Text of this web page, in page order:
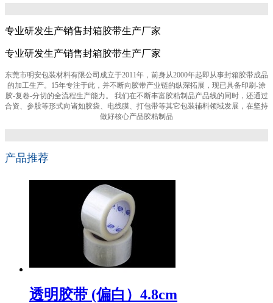
专业研发生产销售封箱胶带生产厂家
专业研发生产销售封箱胶带生产厂家
东莞市明安包装材料有限公司成立于2011年，前身从2000年起即从事封箱胶带成品
的加工生产。15年专注于此，并不断向胶带产业链的纵深拓展，现已具备印刷-涂
胶-复卷-分切的全流程生产能力。 我们在不断丰富胶粘制品产品线的同时，还通过
合资、参股等形式向诸如胶袋、电线膜、打包带等其它包装辅料领域发展，在坚持
做好核心产品胶粘制品
产品推荐
透明胶带 (偏白）4.8cm